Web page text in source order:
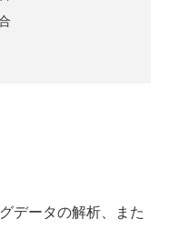
データの解析、また